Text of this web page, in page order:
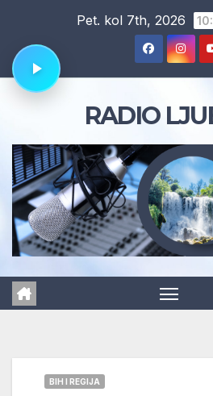
content
Pet. kol 7th, 2026
RADIO
BIH I REGIJA